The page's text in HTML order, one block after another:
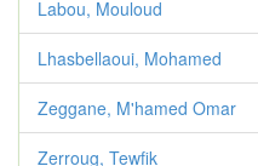
Labou, Mouloud
Lhasbellaoui, Mohamed
Zeggane, M'hamed Omar
Zerroug, Tewfik